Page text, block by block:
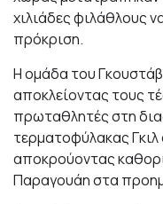
χιλιάδες φιλάθλους
πρόκριση.
Η ομάδα του
αποκλείοντας τους
πρωταθλητές στη
τερματοφύλακας
αποκρούοντας
Παραγουάη στα